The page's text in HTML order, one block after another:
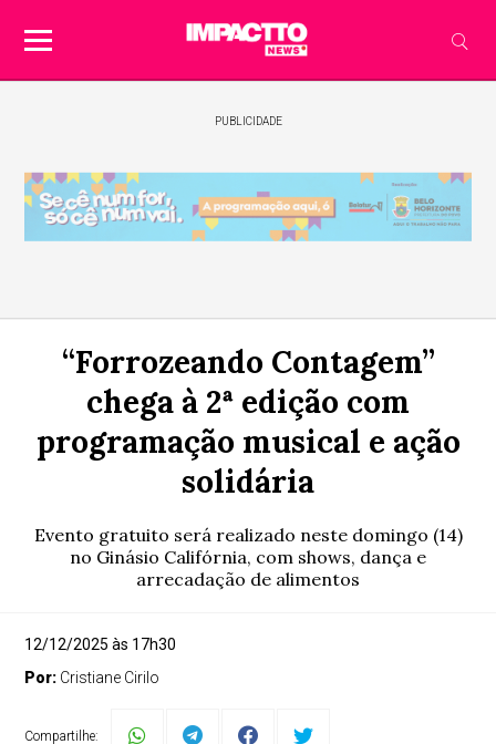
PUBLICIDADE
“Forrozeando Contagem”
chega à 2ª edição com
programação musical e ação
solidária
Evento gratuito será realizado neste domingo (14)
no Ginásio Califórnia, com shows, dança e
arrecadação de alimentos
12/12/2025 às 17h30
Por: Cristiane Cirilo
Compartilhe: